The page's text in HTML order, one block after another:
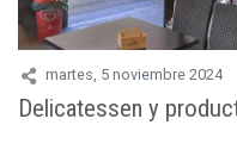
martes, 5 noviembre 2024
Delicatessen y